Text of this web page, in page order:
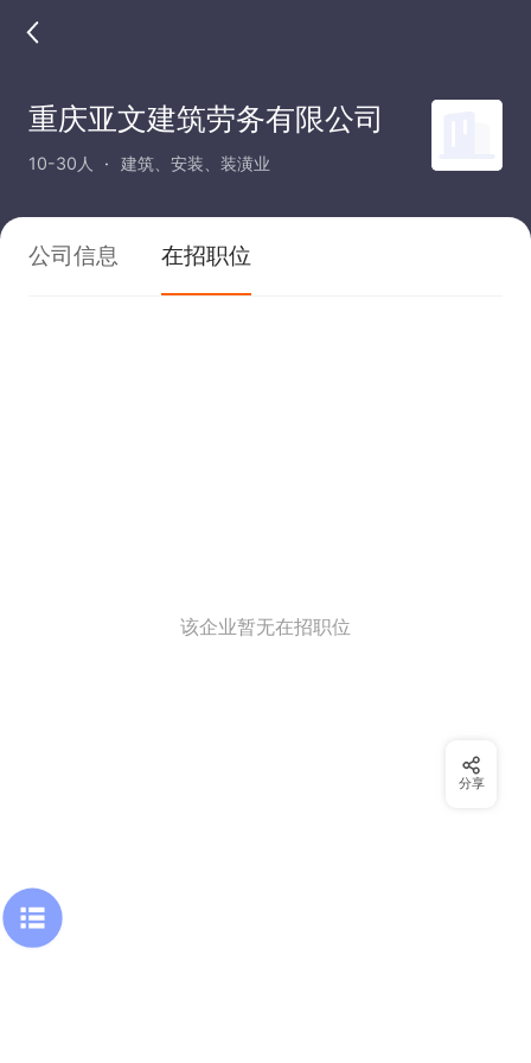
重庆亚文建筑劳务有限公司
10-30人 建筑、安装、装潢业
公司信息 在招职位
该企业暂无在招职位
分享